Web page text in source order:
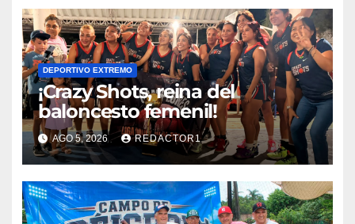
DEPORTIVO EXTREMO
¡Crazy Shots, reina del
baloncesto femenil!
AGO 5, 2026 REDACTOR1